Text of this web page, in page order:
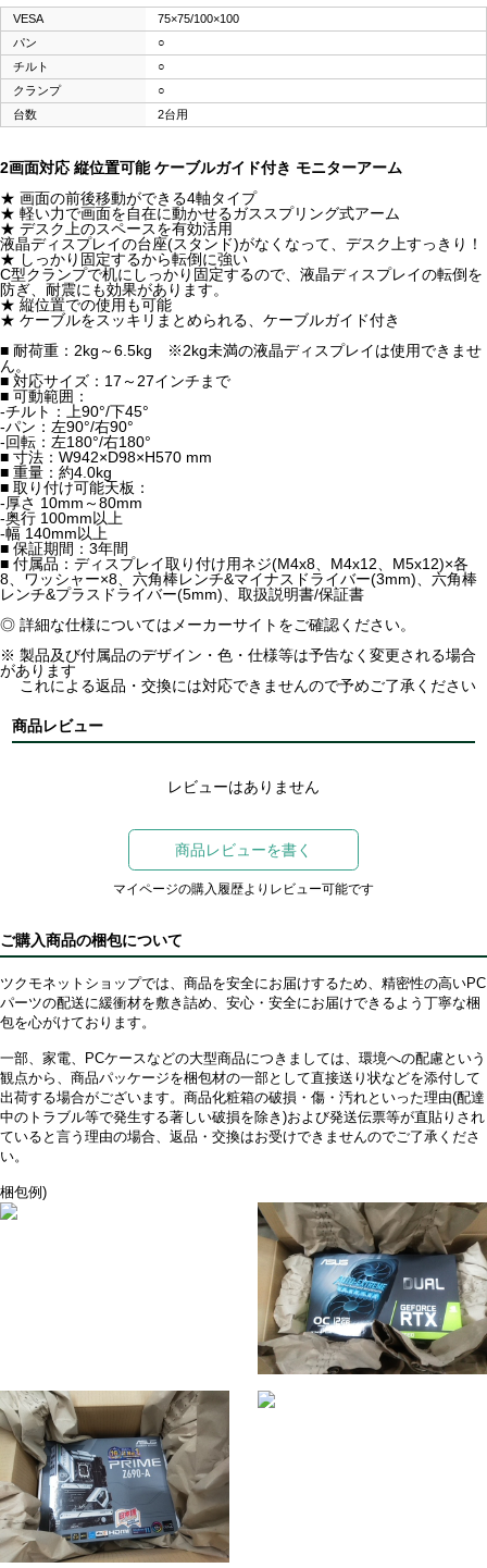
VESA
75×75/100×100
パン
○
チルト
○
クランプ
○
台数
2台用
2画面対応 縦位置可能 ケーブルガイド付き モニターアーム
★ 画面の前後移動ができる4軸タイプ
★ 軽い力で画面を自在に動かせるガススプリング式アーム
★ デスク上のスペースを有効活用
液晶ディスプレイの台座(スタンド)がなくなって、デスク上すっきり！
★ しっかり固定するから転倒に強い
C型クランプで机にしっかり固定するので、液晶ディスプレイの転倒を
防ぎ、耐震にも効果があります。
★ 縦位置での使用も可能
★ ケーブルをスッキリまとめられる、ケーブルガイド付き
■ 耐荷重：2kg～6.5kg ※2kg未満の液晶ディスプレイは使用できませ
ん。
■ 対応サイズ：17～27インチまで
■ 可動範囲：
-チルト：上90°/下45°
-パン：左90°/右90°
-回転：左180°/右180°
■ 寸法：W942×D98×H570 mm
■ 重量：約4.0kg
■ 取り付け可能天板：
-厚さ 10mm～80mm
-奥行 100mm以上
-幅 140mm以上
■ 保証期間：3年間
■ 付属品：ディスプレイ取り付け用ネジ(M4x8、M4x12、M5x12)×各
8、ワッシャー×8、六角棒レンチ&マイナスドライバー(3mm)、六角棒
レンチ&プラスドライバー(5mm)、取扱説明書/保証書
◎ 詳細な仕様についてはメーカーサイトをご確認ください。
※ 製品及び付属品のデザイン・色・仕様等は予告なく変更される場合
があります
これによる返品・交換には対応できませんので予めご了承ください
商品レビュー
レビューはありません
商品レビューを書く
マイページの購入履歴よりレビュー可能です
ご購入商品の梱包について
ツクモネットショップでは、商品を安全にお届けするため、精密性の高いPC
パーツの配送に緩衝材を敷き詰め、安心・安全にお届けできるよう丁寧な梱
包を心がけております。
一部、家電、PCケースなどの大型商品につきましては、環境への配慮という
観点から、商品パッケージを梱包材の一部として直接送り状などを添付して
出荷する場合がございます。商品化粧箱の破損・傷・汚れといった理由(配達
中のトラブル等で発生する著しい破損を除き)および発送伝票等が直貼りされ
ていると言う理由の場合、返品・交換はお受けできませんのでご了承くださ
い。
梱包例)